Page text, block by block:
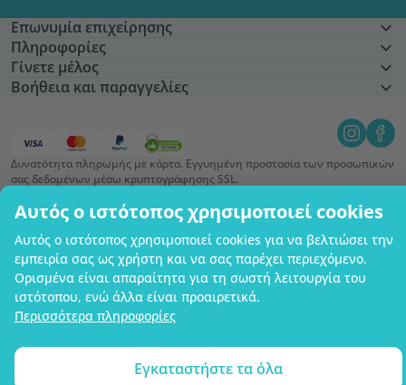
Αυτός ο ιστότοπος χρησιμοποιεί cookies
Αυτός ο ιστότοπος χρησιμοποιεί cookies για να βελτιώσει την
εμπειρία σας ως χρήστη και να σας παρέχει περιεχόμενο.
Ορισμένα είναι απαραίτητα για τη σωστή λειτουργία του
ιστότοπου, ενώ άλλα είναι προαιρετικά.
Περισσότερα πληροφορίες
Εγκαταστήστε τα όλα
Επωνυμία επιχείρησης
Πληροφορίες
Γίνετε μέλος
Βοήθεια και παραγγελίες
Δυνατότητα πληρωμής με κάρτα. Εγγυημένη προστασία των προσωπικών
σας δεδομένων μέσω κρυπτογράφησης SSL.
Χάρτης ιστότοπουΧρήση των cookiesΡυθμίσεις cookies